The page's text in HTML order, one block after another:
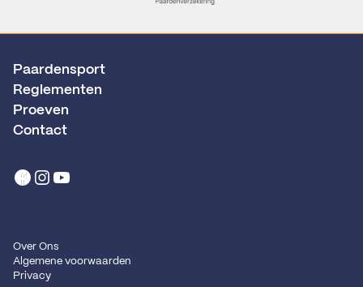
Paardensport
Reglementen
Proeven
Contact
Over Ons
Algemene voorwaarden
Privacy